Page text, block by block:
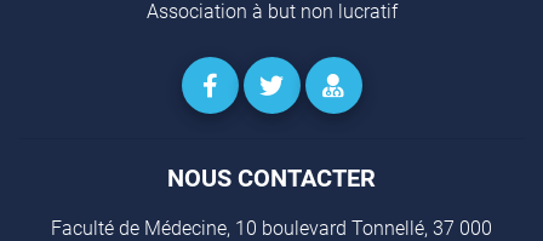
Association à but non lucratif
NOUS CONTACTER
Faculté de Médecine, 10 boulevard Tonnellé, 37 000